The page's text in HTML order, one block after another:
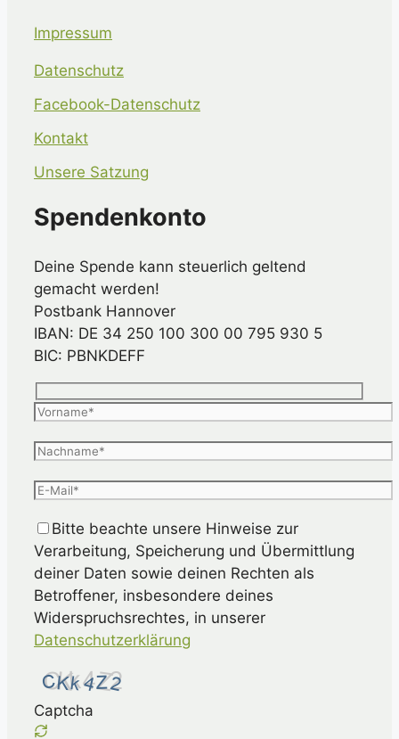
Impressum
Datenschutz
Facebook-Datenschutz
Kontakt
Unsere Satzung
Spendenkonto
Deine Spende kann steuerlich geltend
gemacht werden!
Postbank Hannover
IBAN: DE 34 250 100 300 00 795 930 5
BIC: PBNKDEFF
Bitte beachte unsere Hinweise zur
Verarbeitung, Speicherung und Übermittlung
deiner Daten sowie deinen Rechten als
Betroffener, insbesondere deines
Widerspruchsrechtes, in unserer
Datenschutzerklärung
Captcha